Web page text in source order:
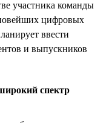
участника команды
цифровых
ввести
и выпускников
спектр